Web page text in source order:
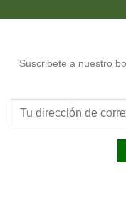
Suscribete a nuestro